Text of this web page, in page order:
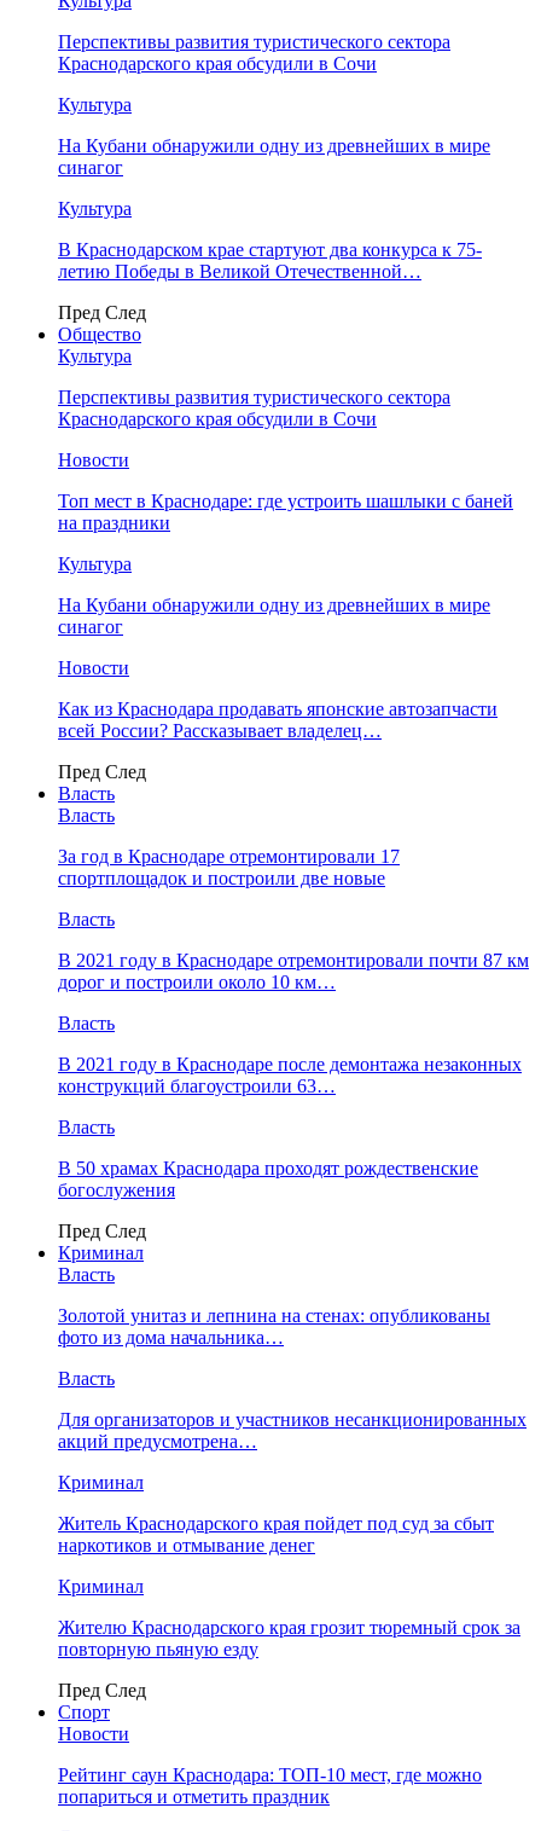
Перспективы развития туристического сектора
Краснодарского края обсудили в Сочи
Культура
На Кубани обнаружили одну из древнейших в мире
синагог
Культура
В Краснодарском крае стартуют два конкурса к 75-
летию Победы в Великой Отечественной…
Пред След
Общество
Культура
Перспективы развития туристического сектора
Краснодарского края обсудили в Сочи
Новости
Топ мест в Краснодаре: где устроить шашлыки с баней
на праздники
Культура
На Кубани обнаружили одну из древнейших в мире
синагог
Новости
Как из Краснодара продавать японские автозапчасти
всей России? Рассказывает владелец…
Пред След
Власть
Власть
За год в Краснодаре отремонтировали 17
спортплощадок и построили две новые
Власть
В 2021 году в Краснодаре отремонтировали почти 87 км
дорог и построили около 10 км…
Власть
В 2021 году в Краснодаре после демонтажа незаконных
конструкций благоустроили 63…
Власть
В 50 храмах Краснодара проходят рождественские
богослужения
Пред След
Криминал
Власть
​Золотой унитаз и лепнина на стенах: опубликованы
фото из дома начальника…
Власть
Для организаторов и участников несанкционированных
акций предусмотрена…
Криминал
Житель Краснодарского края пойдет под суд за сбыт
наркотиков и отмывание денег
Криминал
Жителю Краснодарского края грозит тюремный срок за
повторную пьяную езду
Пред След
Спорт
Новости
Рейтинг саун Краснодара: ТОП-10 мест, где можно
попариться и отметить праздник